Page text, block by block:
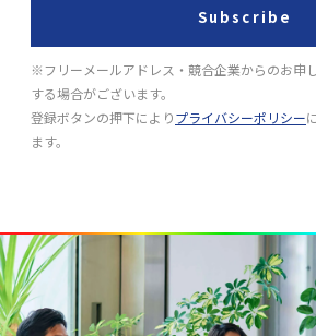
Subscribe
※フリーメールアドレス・競合企業からのお申
する場合がございます。
登録ボタンの押下によりプライバシーポリシー
ます。